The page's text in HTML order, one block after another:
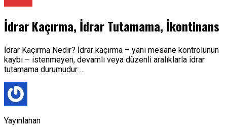
İdrar Kaçırma, İdrar Tutamama, İkontinans
İdrar Kaçırma Nedir? İdrar kaçırma – yani mesane kontrolünün
kaybı – istenmeyen, devamlı veya düzenli aralıklarla idrar
tutamama durumudur …
Yayınlanan